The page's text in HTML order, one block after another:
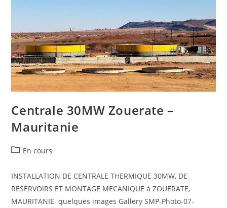
Centrale 30MW Zouerate –
Mauritanie
En cours
INSTALLATION DE CENTRALE THERMIQUE 30MW, DE
RESERVOIRS ET MONTAGE MECANIQUE à ZOUERATE,
MAURITANIE quelques images Gallery SMP-Photo-07-